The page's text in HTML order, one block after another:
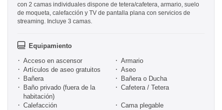
con 2 camas individuales dispone de tetera/cafetera, armario, suelo
de moqueta, calefacción y TV de pantalla plana con servicios de
streaming. Incluye 3 camas.
Equipamiento
Acceso en ascensor
Armario
Artículos de aseo gratuitos
Aseo
Bañera
Bañera o Ducha
Baño privado (fuera de la
habitación)
Cafetera / Tetera
Calefacción
Cama plegable